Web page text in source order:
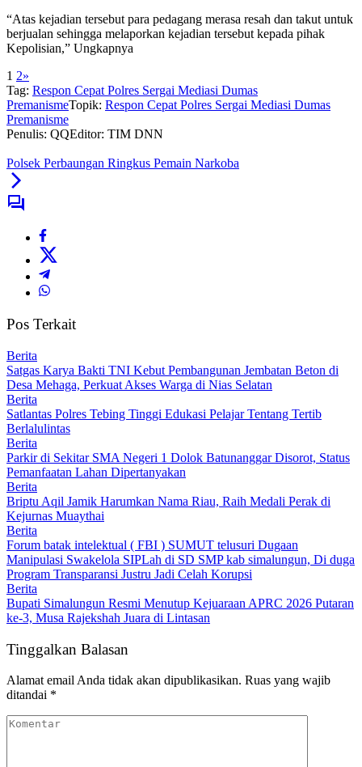
“Atas kejadian tersebut para pedagang merasa resah dan takut untuk
berjualan sehingga melaporkan kejadian tersebut kepada pihak
Kepolisian,” Ungkapnya
1 2»
Tag: Respon Cepat Polres Sergai Mediasi Dumas
PremanismeTopik: Respon Cepat Polres Sergai Mediasi Dumas
Premanisme
Penulis: QQEditor: TIM DNN
Polsek Perbaungan Ringkus Pemain Narkoba
Pos Terkait
Berita
Satgas Karya Bakti TNI Kebut Pembangunan Jembatan Beton di
Desa Mehaga, Perkuat Akses Warga di Nias Selatan
Berita
Satlantas Polres Tebing Tinggi Edukasi Pelajar Tentang Tertib
Berlalulintas
Berita
Parkir di Sekitar SMA Negeri 1 Dolok Batunanggar Disorot, Status
Pemanfaatan Lahan Dipertanyakan
Berita
Briptu Aqil Jamik Harumkan Nama Riau, Raih Medali Perak di
Kejurnas Muaythai
Berita
Forum batak intelektual ( FBI ) SUMUT telusuri Dugaan
Manipulasi Swakelola SIPLah di SD SMP kab simalungun, Di duga
Program Transparansi Justru Jadi Celah Korupsi
Berita
Bupati Simalungun Resmi Menutup Kejuaraan APRC 2026 Putaran
ke-3, Musa Rajekshah Juara di Lintasan
Tinggalkan Balasan
Alamat email Anda tidak akan dipublikasikan. Ruas yang wajib
ditandai *